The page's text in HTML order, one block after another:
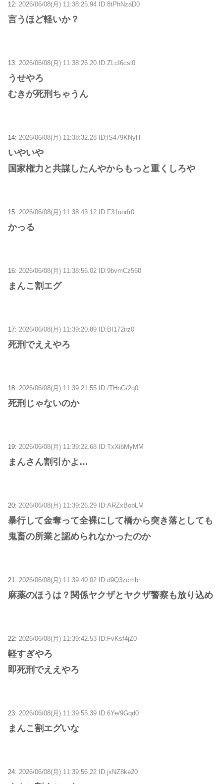
12: 2026/06/08(月) 11:38:25.94 ID:8tPhNzaD0
言うほど軽いか？
13: 2026/06/08(月) 11:38:26.20 ID:ZLcI6csl0
うせやろ
むきが死刑ちゃうん
14: 2026/06/08(月) 11:38:32.28 ID:lS479KNyH
いやいや
国家権力と共謀したんやからもっと重くしろや
15: 2026/06/08(月) 11:38:43.12 ID:F31uorfr0
かっる
16: 2026/06/08(月) 11:38:56.02 ID:9bvmCz560
まんこ割エグ
17: 2026/06/08(月) 11:39:20.89 ID:BI172irz0
死刑でええやろ
18: 2026/06/08(月) 11:39:21.55 ID:/THnG/2q0
死刑じゃないのか
19: 2026/06/08(月) 11:39:22.68 ID:TxXibMyMM
まんさん割引かよ…
20: 2026/06/08(月) 11:39:26.29 ID:ARZxBobLM
暴行して金奪って全裸にして橋から突き落としても
鬼畜の所業と認められなかったのか
21: 2026/06/08(月) 11:39:40.02 ID:d9Q3zcmbr
麻薬のほうは？関係ヤクザとヤクザ警察も放り込め
22: 2026/06/08(月) 11:39:42.53 ID:FvKsf4jZ0
軽すぎやろ
即死刑でええやろ
23: 2026/06/08(月) 11:39:55.39 ID:6Ye/9Gqd0
まんこ割エグいな
24: 2026/06/08(月) 11:39:56.22 ID:jxNZ8ke20